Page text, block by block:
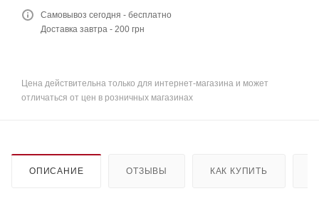
Самовывоз сегодня - бесплатно
Доставка завтра - 200 грн
Цена действительна только для интернет-магазина и может
отличаться от цен в розничных магазинах
ОПИСАНИЕ ОТЗЫВЫ КАК КУПИТЬ